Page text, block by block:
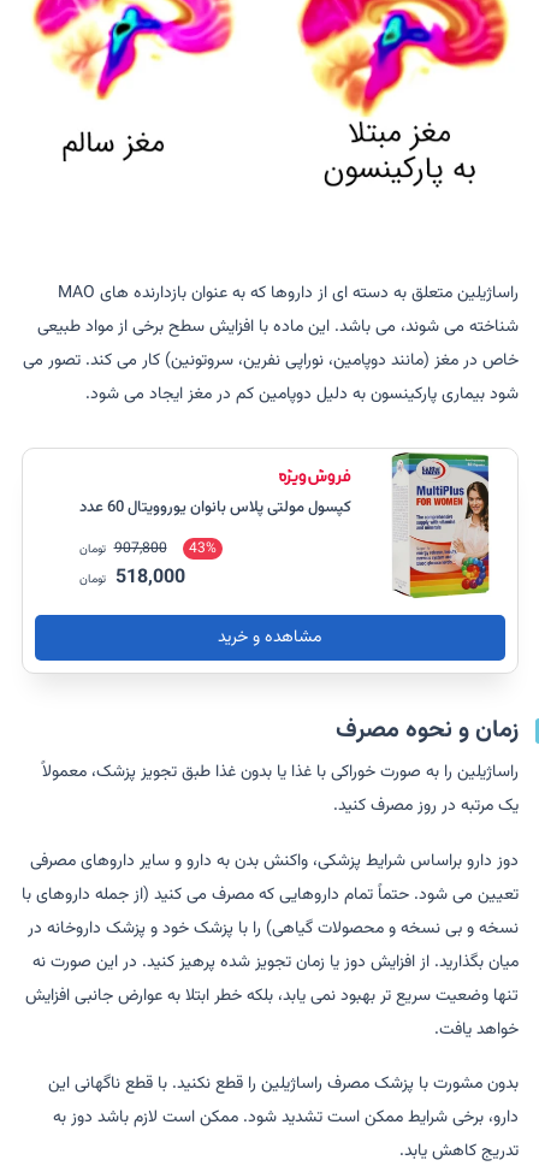
راساژیلین متعلق به دسته ای از داروها که به عنوان بازدارنده های MAO
شناخته می شوند، می باشد. این ماده با افزایش سطح برخی از مواد طبیعی
خاص در مغز (مانند دوپامین، نوراپی نفرین، سروتونین) کار می کند. تصور می
شود بیماری پارکینسون به دلیل دوپامین کم در مغز ایجاد می شود.
کپسول مولتی پلاس بانوان یوروویتال 60 عدد
43%
907,800 تومان
518,000 تومان
مشاهده و خرید
زمان و نحوه مصرف
راساژیلین را به صورت خوراکی با غذا یا بدون غذا طبق تجویز پزشک، معمولاً
یک مرتبه در روز مصرف کنید.
دوز دارو براساس شرایط پزشکی، واکنش بدن به دارو و سایر داروهای مصرفی
تعیین می شود. حتماً تمام داروهایی که مصرف می کنید (از جمله داروهای با
نسخه و بی نسخه و محصولات گیاهی) را با پزشک خود و پزشک داروخانه در
میان بگذارید. از افزایش دوز یا زمان تجویز شده پرهیز کنید. در این صورت نه
تنها وضعیت سریع تر بهبود نمی یابد، بلکه خطر ابتلا به عوارض جانبی افزایش
خواهد یافت.
بدون مشورت با پزشک مصرف راساژیلین را قطع نکنید. با قطع ناگهانی این
دارو، برخی شرایط ممکن است تشدید شود. ممکن است لازم باشد دوز به
تدریج کاهش یابد.